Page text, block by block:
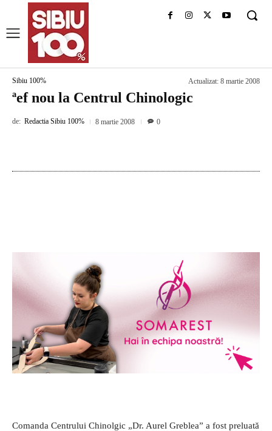
Sibiu 100% Actualizat: 8 martie 2008
ªef nou la Centrul Chinologic
de: Redactia Sibiu 100% 8 martie 2008 0
Comanda Centrului Chinolgic „Dr. Aurel Greblea” a fost preluată